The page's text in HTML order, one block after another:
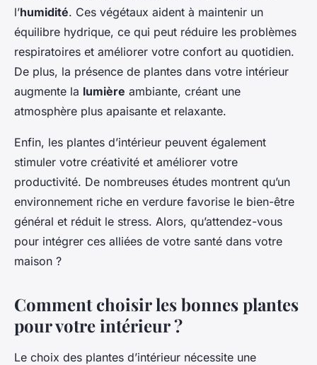
l’humidité. Ces végétaux aident à maintenir un
équilibre hydrique, ce qui peut réduire les problèmes
respiratoires et améliorer votre confort au quotidien.
De plus, la présence de plantes dans votre intérieur
augmente la lumière ambiante, créant une
atmosphère plus apaisante et relaxante.
Enfin, les plantes d’intérieur peuvent également
stimuler votre créativité et améliorer votre
productivité. De nombreuses études montrent qu’un
environnement riche en verdure favorise le bien-être
général et réduit le stress. Alors, qu’attendez-vous
pour intégrer ces alliées de votre santé dans votre
maison ?
Comment choisir les bonnes plantes
pour votre intérieur ?
Le choix des plantes d’intérieur nécessite une